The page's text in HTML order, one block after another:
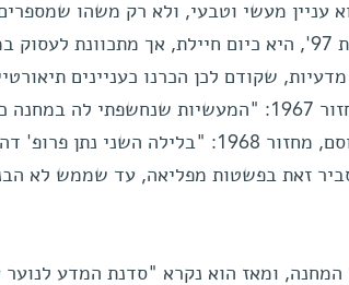
הוא עניין מעשי וטבעי, ולא רק משהו
בכיתה". תמי גריזים, שהשתתפה במחנה בשנת 97', היא כיום חיילת, אך
שקודם לכן הכרנו כעניינים
פרופ' צבי ליבנה ממכון ויצמן למדע, בוגר מחזור 1967: "המעשיות
רבה את החלטותי על עתידי המקצועי". דב נוסם, מחזור 1968:
זאת בפשטות מפליאה, עד שממש לא
ומאז הוא נקרא "סדנת המדע